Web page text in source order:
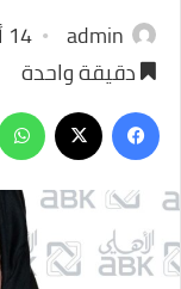
admin 14 أكتوبر، 2024
دقيقة واحدة
فيسبوك
‫X